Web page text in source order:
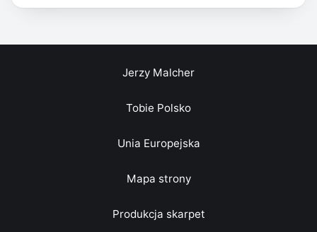
Jerzy Malcher
Tobie Polsko
Unia Europejska
Mapa strony
Produkcja skarpet